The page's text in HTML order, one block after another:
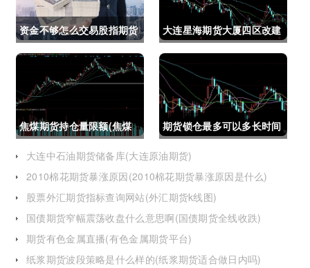
资金不够怎么交易股指期货
(资金不够怎么交易股指期
货呢)
大连星海期货大厦四区改建
(大连星海广场期货大厦)
焦煤期货持仓量限额(焦煤
期货持仓量限额是多少)
期货锁仓最多可以多长时间
(期货锁仓最多可以多长时
间卖出)
大连中石油期货储备库(大连原油期货)
2010棉花期货暴涨原因(2010棉花期货暴涨原因是什么)
股票外汇期货指标查询网站(外汇期货k线图)
国债期货窄幅震荡收盘什么意思啊(国债期货全线收跌)
期货有色金属直播(有色金属期货平台)
纸浆期货波段策略是什么样的(纸浆期货适合做日内吗)